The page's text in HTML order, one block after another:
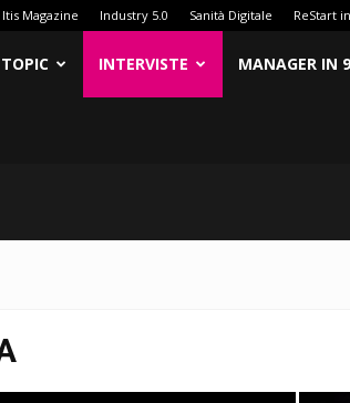
Itis Magazine Industry 5.0 Sanità Digitale ReStart
INTERVISTE MANAGER IN